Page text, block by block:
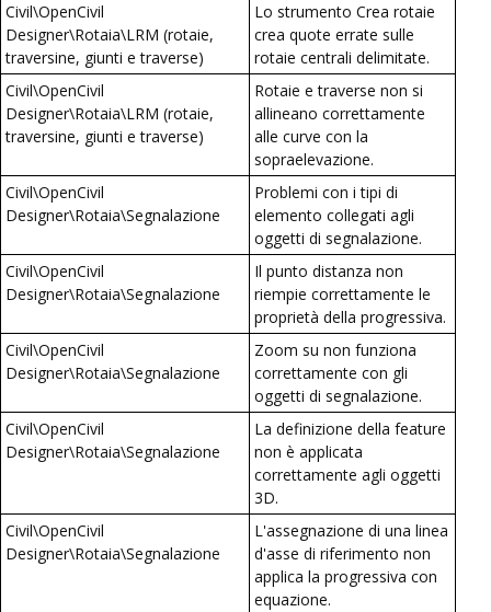
Civil\OpenCivil
Designer\Rotaia\LRM (rotaie,
traversine, giunti e traverse)
Lo strumento Crea rotaie
crea quote errate sulle
rotaie centrali delimitate.
Civil\OpenCivil
Designer\Rotaia\LRM (rotaie,
traversine, giunti e traverse)
Rotaie e traverse non si
allineano correttamente
alle curve con la
sopraelevazione.
Civil\OpenCivil
Designer\Rotaia\Segnalazione
Problemi con i tipi di
elemento collegati agli
oggetti di segnalazione.
Civil\OpenCivil
Designer\Rotaia\Segnalazione
Il punto distanza non
riempie correttamente le
proprietà della progressiva.
Civil\OpenCivil
Designer\Rotaia\Segnalazione
Zoom su non funziona
correttamente con gli
oggetti di segnalazione.
Civil\OpenCivil
Designer\Rotaia\Segnalazione
La definizione della feature
non è applicata
correttamente agli oggetti
3D.
Civil\OpenCivil
Designer\Rotaia\Segnalazione
L'assegnazione di una linea
d'asse di riferimento non
applica la progressiva con
equazione.